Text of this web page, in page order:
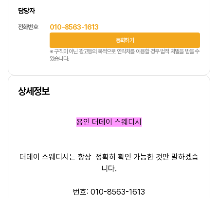
담당자
전화번호 010-8563-1613
통화하기
※ 구직이 아닌 광고등의 목적으로 연락처를 이용할 경우 법적 처벌을 받을 수
있습니다.
상세정보
용인 더데이 스웨디시
더데이 스웨디시는 항상 정확히 확인 가능한 것만 말하겠습
니다.
번호: 010-8563-1613